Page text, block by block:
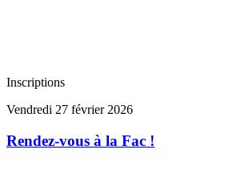
Inscriptions
Vendredi 27 février 2026
Rendez-vous à la Fac !